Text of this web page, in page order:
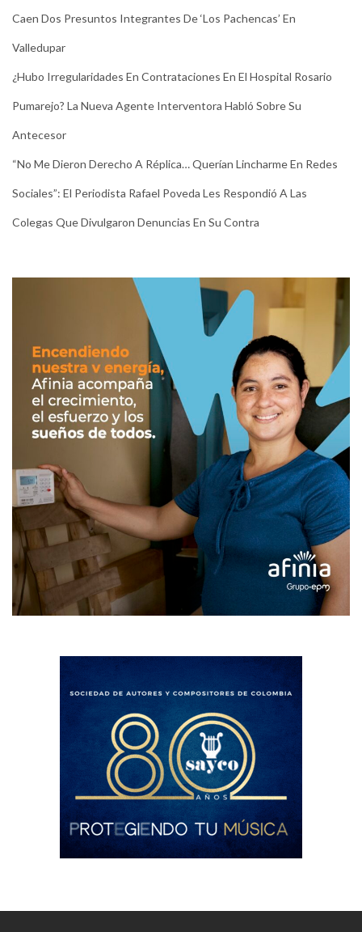
Caen Dos Presuntos Integrantes De ‘Los Pachencas’ En
Valledupar
¿Hubo Irregularidades En Contrataciones En El Hospital Rosario
Pumarejo? La Nueva Agente Interventora Habló Sobre Su
Antecesor
“No Me Dieron Derecho A Réplica… Querían Lincharme En Redes
Sociales”: El Periodista Rafael Poveda Les Respondió A Las
Colegas Que Divulgaron Denuncias En Su Contra